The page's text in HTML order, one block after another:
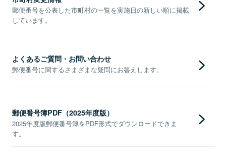
郵便番号を公表した市町村の一覧を実施日の新しい順に掲載
しています。
よくあるご質問・お問い合わせ
郵便番号に関するさまざまな疑問にお答えします。
郵便番号簿PDF（2025年度版）
2025年度版郵便番号簿をPDF形式でダウンロードできま
す。